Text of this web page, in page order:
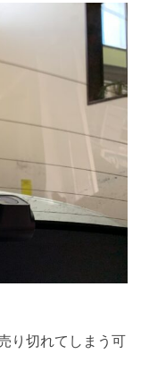
り切れてしまう可